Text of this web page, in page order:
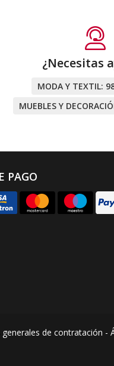
¿Necesitas
MODA Y TEXTIL:
MUEBLES Y
PAGO
generales de contratación -